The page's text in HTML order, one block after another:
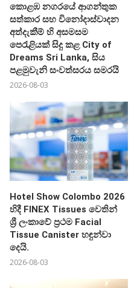
කොළඹ නගරයේ ආගන්තුක
සත්කාර සහ විනෝදාස්වාදන
අත්දැකීම් හි අසමසම
පෙරැළියක් සිදු කළ City of
Dreams Sri Lanka, සිය
පළමුවැනි සංවත්සරය සමරයි
2026-08-03
Hotel Show Colombo 2026
හිදී FINEX Tissues වෙතින්
ශ්‍රී ලංකාවේ ප්‍රථම Facial
Tissue Canister හඳුන්වා
දෙයි.
2026-08-03